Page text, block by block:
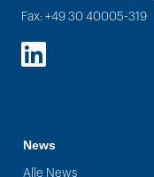
Fax: +49 30 40005-319
LinkedIn
News
Alle News